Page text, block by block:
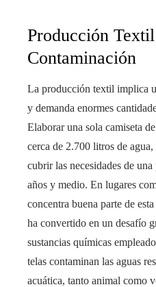
Producción
Contaminación
La producción textil implica
y demanda enormes
Elaborar una sola camiseta
cerca de 2.700 litros de
cubrir las necesidades de
años y medio. En lugares
concentra buena parte de
ha convertido en un desafío
sustancias químicas
telas contaminan las aguas
acuática, tanto animal como